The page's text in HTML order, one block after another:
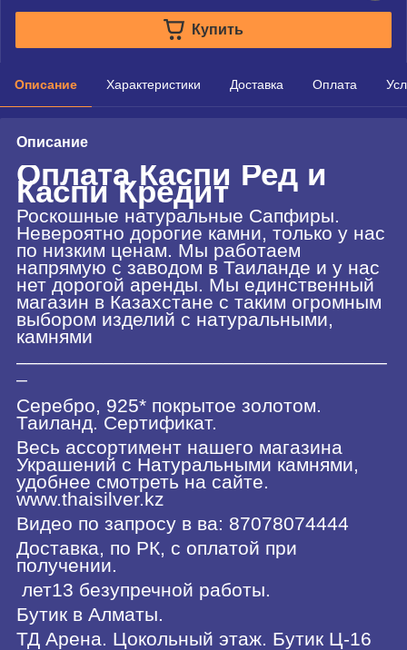
Купить
Описание Характеристики Доставка Оплата
Описание
Оплата Каспи Ред и
Каспи Кредит
Роскошные натуральные Сапфиры.
Невероятно дорогие камни, только у нас
по низким ценам. Мы работаем
напрямую с заводом в Таиланде и у нас
нет дорогой аренды. Мы единственный
магазин в Казахстане с таким огромным
выбором изделий с натуральными,
камнями
_
Серебро, 925* покрытое золотом.
Таиланд. Сертификат.
Весь ассортимент нашего магазина
Украшений с Натуральными камнями,
удобнее смотреть на сайте.
www.thaisilver.kz
Видео по запросу в ва: 87078074444
Доставка, по РК, с оплатой при
получении.
лет13 безупречной работы.
Бутик в Алматы.
ТД Арена. Цокольный этаж. Бутик Ц-16